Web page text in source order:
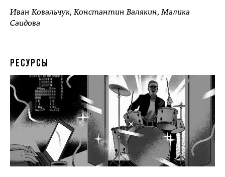
Иван Ковальчук,Константин Валякин,Малика
Саидова
РЕСУРСЫ